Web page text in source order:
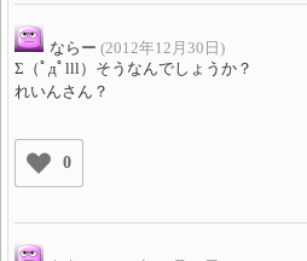
ならー (2012年12月30日)
Σ（ﾟдﾟlll）そうなんでしょうか？
れいんさん？
0